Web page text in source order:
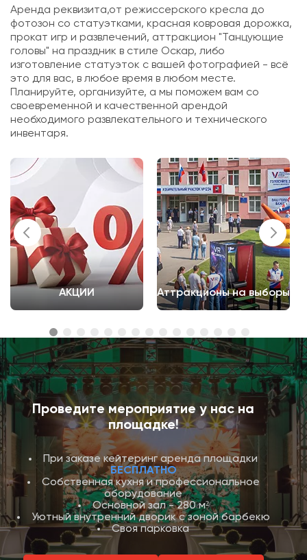
Аренда реквизита,от режиссерского кресла до
фотозон со статуэтками, красная ковровая дорожка,
прокат игр и развлечений, аттракцион "Танцующие
головы" на праздник в стиле Оскар, либо
изготовление статуэток с вашей фотографией - всё
это для вас, в любое время в любом месте.
Планируйте, организуйте, а мы поможем вам со
своевременной и качественной арендой
необходимого развлекательного и технического
инвентаря.
АКЦИИ Аттракционы на выборы
Проведите мероприятие у нас на
площадке!
При заказе кейтеринг аренда площадки
БЕСПЛАТНО
Собственная кухня и профессиональное
оборудование
Основной зал - 280 м²
Уютный внутренний дворик с зоной барбекю
Своя парковка